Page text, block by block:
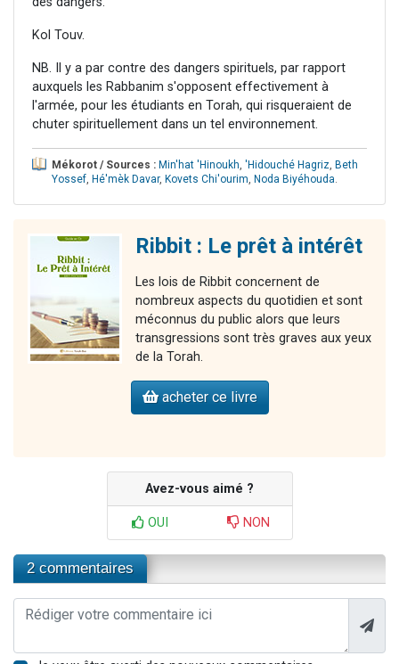
Kol Touv.
NB. Il y a par contre des dangers spirituels, par rapport
auxquels les Rabbanim s'opposent effectivement à
l'armée, pour les étudiants en Torah, qui risqueraient de
chuter spirituellement dans un tel environnement.
Mékorot / Sources : Min'hat 'Hinoukh, 'Hidouché Hagriz, Beth
Yossef, Hé'mèk Davar, Kovets Chi'ourim, Noda Biyéhouda.
Ribbit : Le prêt à intérêt
Les lois de Ribbit concernent de
nombreux aspects du quotidien et sont
méconnus du public alors que leurs
transgressions sont très graves aux yeux
de la Torah.
acheter ce livre
Avez-vous aimé ?
OUI NON
2 commentaires